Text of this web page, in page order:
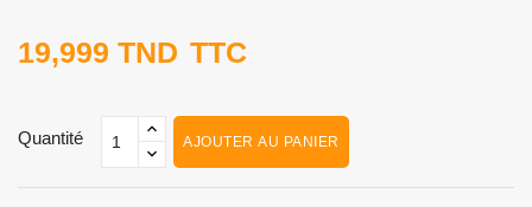
19,999 TND TTC
Quantité AJOUTER AU PANIER